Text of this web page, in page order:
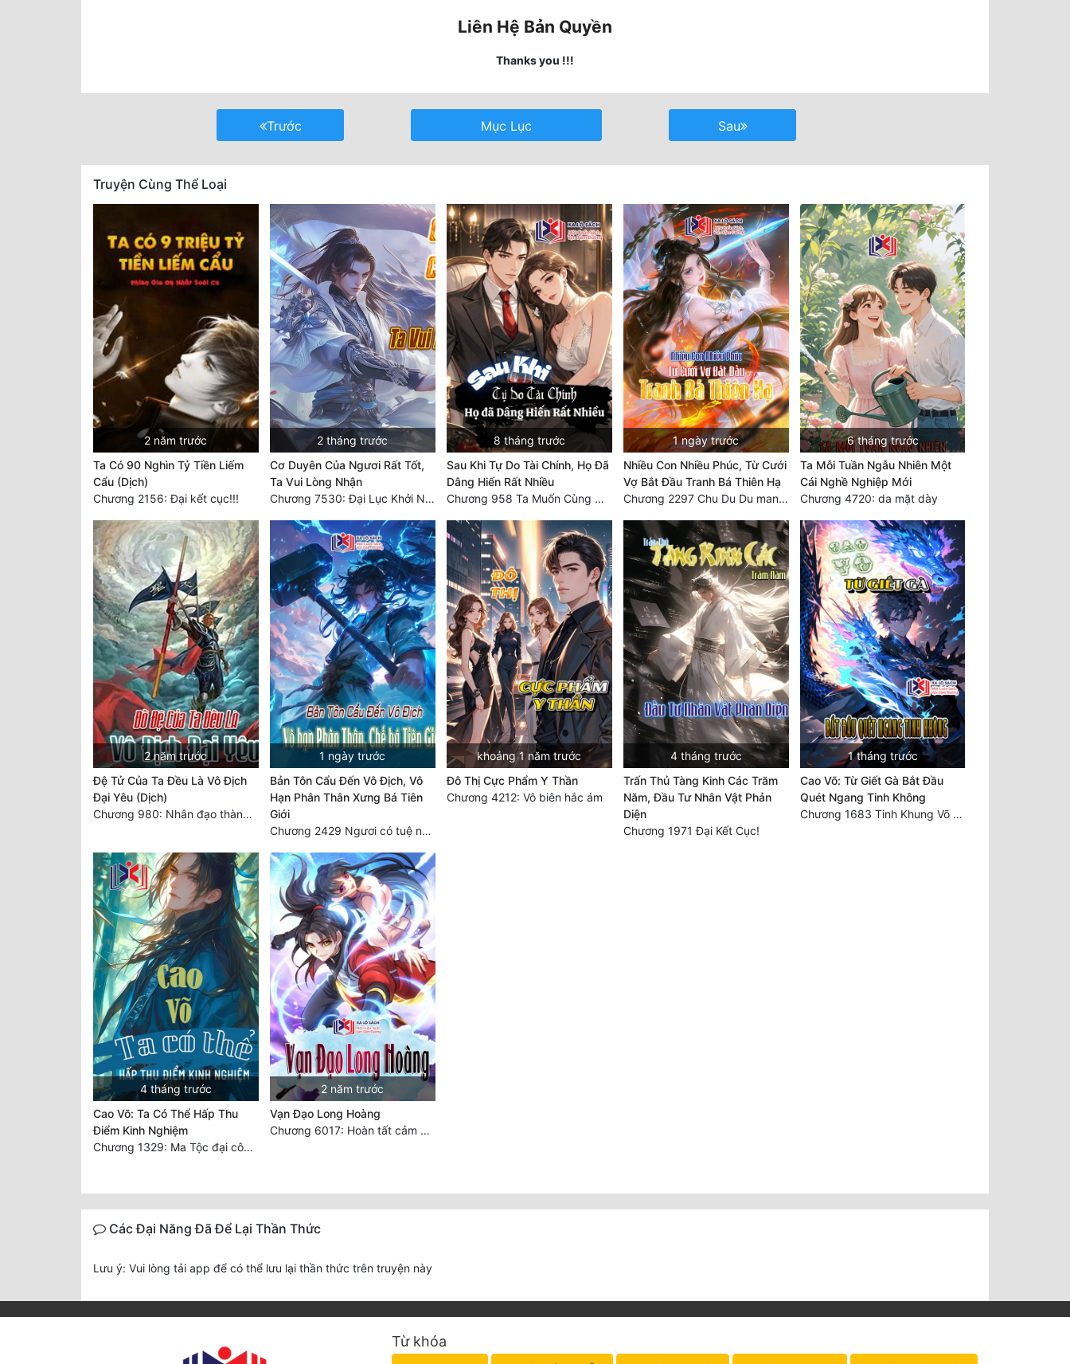
Liên Hệ Bản Quyền
Thanks you !!!
Trước Mục Lục Sau
Truyện Cùng Thể Loại
2 năm trước
Ta Có 90 Nghìn Tỷ Tiền Liếm
Cẩu (Dịch)
Chương 2156: Đại kết cục!!!
2 tháng trước
Cơ Duyên Của Ngươi Rất Tốt,
Ta Vui Lòng Nhận
Chương 7530: Đại Lục Khởi Nguyên – Kiến Thành 71
8 tháng trước
Sau Khi Tự Do Tài Chính, Họ Đã
Dâng Hiến Rất Nhiều
Chương 958 Ta Muốn Cùng Các Cô Vĩnh Viễn Ở Bên Nhau (2) Hết
1 ngày trước
Nhiều Con Nhiều Phúc, Từ Cưới
Vợ Bắt Đầu Tranh Bá Thiên Hạ
Chương 2297 Chu Du Du mang thai
6 tháng trước
Ta Mỗi Tuần Ngẫu Nhiên Một
Cái Nghề Nghiệp Mới
Chương 4720: da mặt dày
2 năm trước
Đệ Tử Của Ta Đều Là Vô Địch
Đại Yêu (Dịch)
Chương 980: Nhân đạo thành Thánh (4). HẾT.
1 ngày trước
Bản Tôn Cẩu Đến Vô Địch, Vô
Hạn Phân Thân Xưng Bá Tiên
Giới
Chương 2429 Ngươi có tuệ nhãn? Ta có...
khoảng 1 năm trước
Đô Thị Cực Phẩm Y Thần
Chương 4212: Vô biên hắc ám
4 tháng trước
Trấn Thủ Tàng Kinh Các Trăm
Năm, Đầu Tư Nhân Vật Phản
Diện
Chương 1971 Đại Kết Cục!
1 tháng trước
Cao Võ: Từ Giết Gà Bắt Đầu
Quét Ngang Tinh Không
Chương 1683 Tinh Khung Võ Thánh (Hết)
4 tháng trước
Cao Võ: Ta Có Thể Hấp Thu
Điểm Kinh Nghiệm
Chương 1329: Ma Tộc đại công chúa Thương Nguyệt
2 năm trước
Vạn Đạo Long Hoàng
Chương 6017: Hoàn tất cảm nghĩ của tác giả
Các Đại Năng Đã Để Lại Thần Thức
Lưu ý: Vui lòng tải app để có thể lưu lại thần thức trên truyện này
Từ khóa